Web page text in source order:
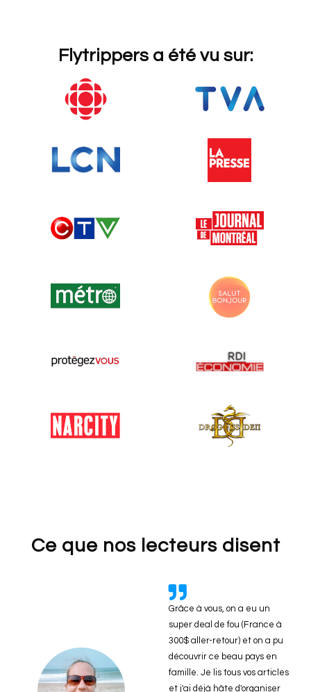
Flytrippers a été vu sur:
Ce que nos lecteurs disent
Grâce à vous, on a eu un
super deal de fou (France à
300$ aller-retour) et on a pu
découvrir ce beau pays en
famille. Je lis tous vos articles
et j'ai déjà hâte d'organiser